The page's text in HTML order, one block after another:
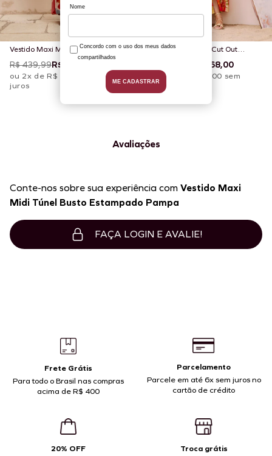
Vestido Maxi Midi Balonê
Estampado Igapo
R$ 439,99R$ 176,00
ou 2x de R$ 88,00 sem
juros
Vestido Maxi Midi Cut Out
Estampado Carimbó
R$ 168,00
ou 2x de R$ 84,00 sem
juros
Avaliações
Conte-nos sobre sua experiência com Vestido Maxi
Midi Túnel Busto Estampado Pampa
FAÇA LOGIN E AVALIE!
Frete Grátis
Para todo o Brasil nas compras
acima de R$ 400
Parcelamento
Parcele em até 6x sem juros no
cartão de crédito
20% OFF
Troca grátis